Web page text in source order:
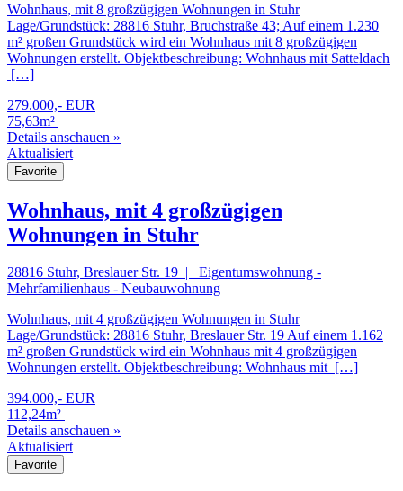
Wohnhaus, mit 8 großzügigen Wohnungen in Stuhr
Lage/Grundstück: 28816 Stuhr, Bruchstraße 43; Auf einem 1.230
m² großen Grundstück wird ein Wohnhaus mit 8 großzügigen
Wohnungen erstellt. Objektbeschreibung: Wohnhaus mit Satteldach
[…]
279.000,- EUR
75,63m²
Details anschauen »
Aktualisiert
Favorite
Wohnhaus, mit 4 großzügigen
Wohnungen in Stuhr
28816 Stuhr, Breslauer Str. 19 | Eigentumswohnung -
Mehrfamilienhaus - Neubauwohnung
Wohnhaus, mit 4 großzügigen Wohnungen in Stuhr
Lage/Grundstück: 28816 Stuhr, Breslauer Str. 19 Auf einem 1.162
m² großen Grundstück wird ein Wohnhaus mit 4 großzügigen
Wohnungen erstellt. Objektbeschreibung: Wohnhaus mit […]
394.000,- EUR
112,24m²
Details anschauen »
Aktualisiert
Favorite